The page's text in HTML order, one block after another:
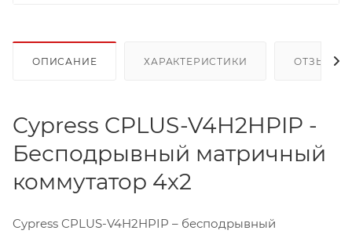
ОПИСАНИЕ ХАРАКТЕРИСТИКИ ОТЗЫВЫ
Cypress CPLUS-V4H2HPIP -
Бесподрывный матричный
коммутатор 4х2
Cypress CPLUS-V4H2HPIP – бесподрывный